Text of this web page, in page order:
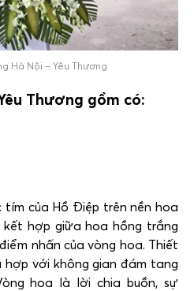
Hà Nội – Yêu Thương
Thương gồm có:
của Hồ Điệp trên nền hoa
hợp giữa hoa hồng trắng
nhấn của vòng hoa. Thiết
với không gian đám tang
hoa là lời chia buồn, sự